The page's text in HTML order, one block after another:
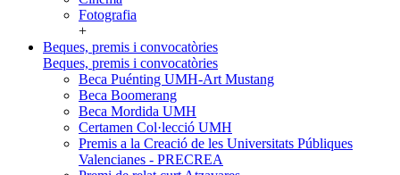
Fotografia
+
Beques, premis i convocatòries
Beques, premis i convocatòries
Beca Puénting UMH-Art Mustang
Beca Boomerang
Beca Mordida UMH
Certamen Col·lecció UMH
Premis a la Creació de les Universitats Públiques
Valencianes - PRECREA